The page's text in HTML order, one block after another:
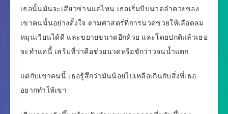
เธอนั้นมันจะเสียวซ่านแค่ไหน เธอเริ่มบีบนวดลำควยของ
เขาคนนั้นอย่างตั้งใจ ตามศาสตร์ที่การนวดช่วยให้เลือดลม
หมุนเวียนได้ดี และขยายขนาดอีกด้วย และโดยปกติแล้วเธอ
จะทำแค่นี้ เสริมที่ว่าคือช่วยนวดหรือชักว่าวจนน้ำแตก
แต่กับเขาคนนี้ เธอรู้สึกว่ามันน้อยไปเหลือเกินกับสิ่งที่เธอ
อยากทำให้เขา